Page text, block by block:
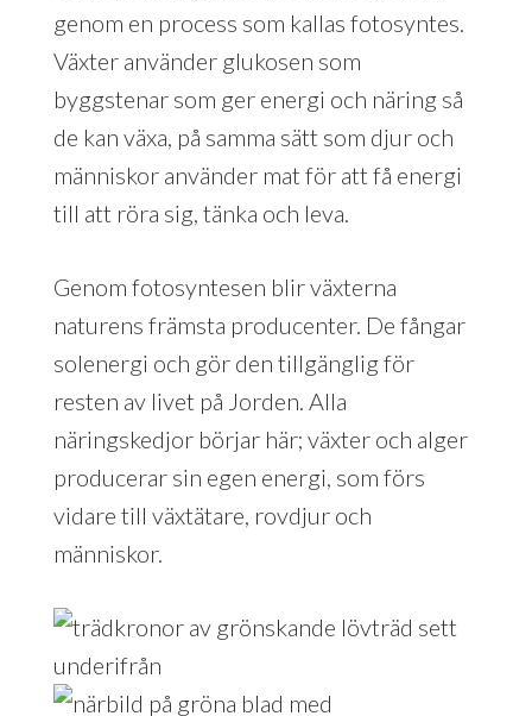
genom en process som kallas fotosyntes.
Växter använder glukosen som
byggstenar som ger energi och näring så
de kan växa, på samma sätt som djur och
människor använder mat för att få energi
till att röra sig, tänka och leva.
Genom fotosyntesen blir växterna
naturens främsta producenter. De fångar
solenergi och gör den tillgänglig för
resten av livet på Jorden. Alla
näringskedjor börjar här; växter och alger
producerar sin egen energi, som förs
vidare till växtätare, rovdjur och
människor.